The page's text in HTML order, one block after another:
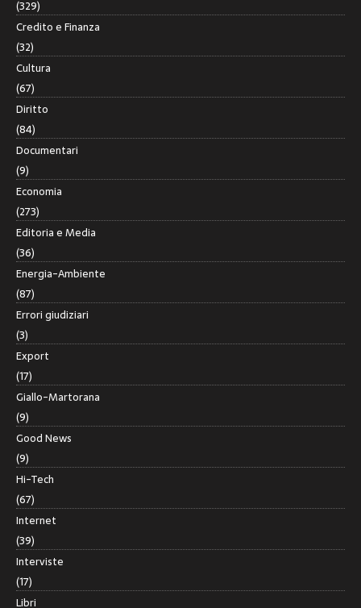
(329)
Credito e Finanza
(32)
Cultura
(67)
Diritto
(84)
Documentari
(9)
Economia
(273)
Editoria e Media
(36)
Energia-Ambiente
(87)
Errori giudiziari
(3)
Export
(17)
Giallo-Martorana
(9)
Good News
(9)
Hi-Tech
(67)
Internet
(39)
Interviste
(17)
Libri